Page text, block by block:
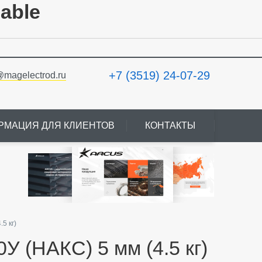
+7 (3519) 24-07-29
ДЛЯ КЛИЕНТОВ КОНТАКТЫ
кг)
(НАКС) 5 мм (4.5 кг)